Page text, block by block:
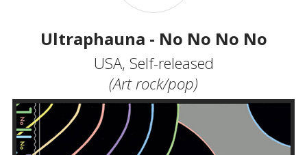
Ultraphauna - No No No No
USA, Self-released
(Art rock/pop)